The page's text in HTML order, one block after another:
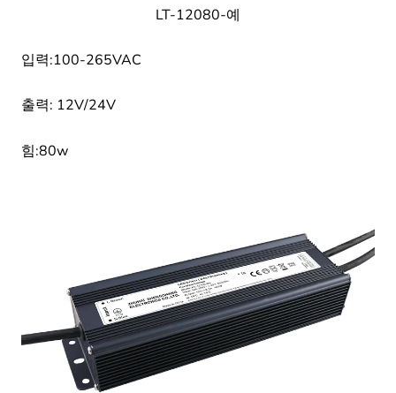
LT-12080-예
입력:100-265VAC
출력: 12V/24V
힘:80w